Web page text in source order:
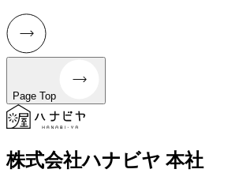
Page Top
株式会社ハナビヤ 本社